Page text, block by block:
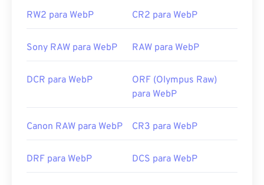
imagens WebP
RW2 para WebP CR2 para WebP
Sony RAW para WebP RAW para WebP
DCR para WebP
ORF (Olympus Raw)
para WebP
Canon RAW para WebP CR3 para WebP
DRF para WebP DCS para WebP